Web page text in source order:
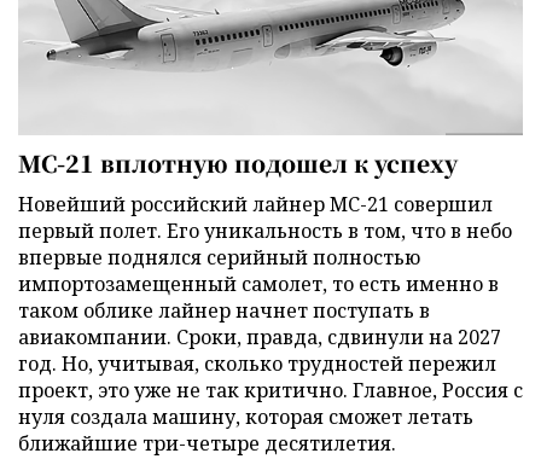
МС-21 вплотную подошел к успеху
Новейший российский лайнер МС-21 совершил
первый полет. Его уникальность в том, что в небо
впервые поднялся серийный полностью
импортозамещенный самолет, то есть именно в
таком облике лайнер начнет поступать в
авиакомпании. Сроки, правда, сдвинули на 2027
год. Но, учитывая, сколько трудностей пережил
проект, это уже не так критично. Главное, Россия с
нуля создала машину, которая сможет летать
ближайшие три-четыре десятилетия.